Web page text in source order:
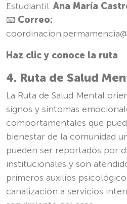
Estudiantil: Ana María
📧 Correo:
Haz clic y conoce la ruta
4. Ruta de Salud
La Ruta de Salud Mental
signos y síntomas
comportamentales que
bienestar de la comunidad
pueden ser reportados por
institucionales y son
primeros auxilios
canalización a servicios